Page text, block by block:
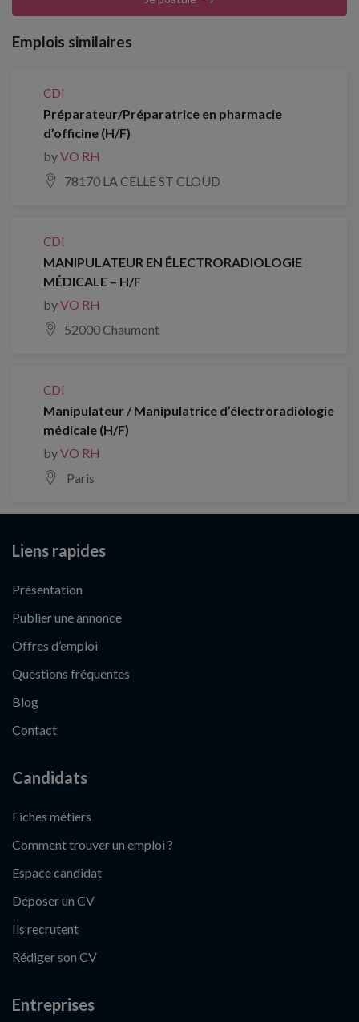
Emplois similaires
CDI
Préparateur/Préparatrice en pharmacie
d’officine (H/F)
byVO RH
78170 LA CELLE ST CLOUD
CDI
MANIPULATEUR EN ÉLECTRORADIOLOGIE
MÉDICALE – H/F
byVO RH
52000 Chaumont
CDI
Manipulateur / Manipulatrice d’électroradiologie
médicale (H/F)
byVO RH
Paris
Liens rapides
Présentation
Publier une annonce
Offres d’emploi
Questions fréquentes
Blog
Contact
Candidats
Fiches métiers
Comment trouver un emploi ?
Espace candidat
Déposer un CV
Ils recrutent
Rédiger son CV
Entreprises